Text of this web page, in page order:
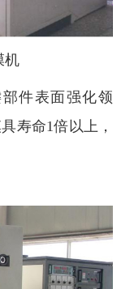
机
件表面强化领
寿命1倍以上，